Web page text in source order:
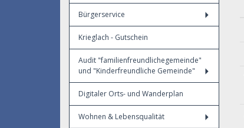
Bürgerservice
Krieglach - Gutschein
Audit "familienfreundlichegemeinde"
und "Kinderfreundliche Gemeinde"
Digitaler Orts- und Wanderplan
Wohnen & Lebensqualität